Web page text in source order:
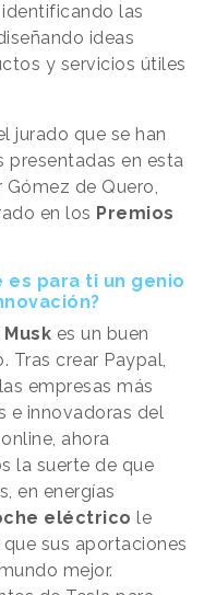
las
ideas
y servicios útiles
jurado que se han
presentadas en esta
Gómez de Quero,
en los Premios
es para ti un genio
Musk es un buen
Tras crear Paypal,
empresas más
e innovadoras del
ahora
la suerte de que
en energías
eléctrico le
sus aportaciones
mejor.